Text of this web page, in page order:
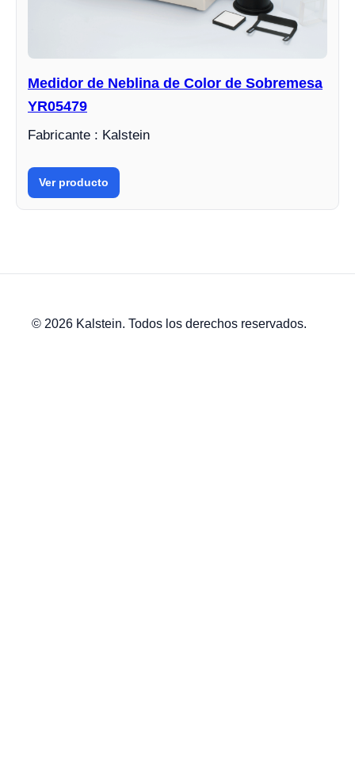
Medidor de Neblina de Color de Sobremesa
YR05479
Fabricante : Kalstein
Ver producto
© 2026 Kalstein. Todos los derechos reservados.